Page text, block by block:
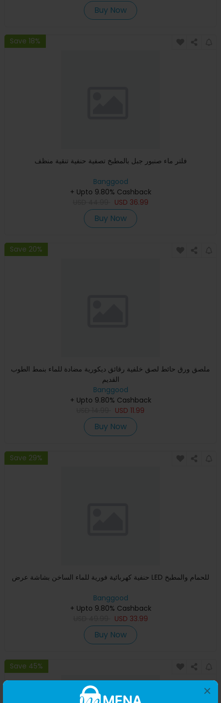
×
Buy Now
Save 18%
فلتر ماء صنبور جبل بالمطبخ تصفية حنفية تنقية منظف
Banggood
+ Upto 9.80% Cashback
USD 36.99
Buy Now
Save 20%
ملصق ورق حائط لصق خلفية رقائق ديكورية مضادة للماء بنمط الطوب
القديم
Banggood
+ Upto 9.80% Cashback
USD 11.99
Buy Now
Save 29%
حنفية كهربائية فورية للماء الساخن بشاشة عرض LED للحمام والمطبخ
Banggood
+ Upto 9.80% Cashback
USD 33.99
Buy Now
Save 45%